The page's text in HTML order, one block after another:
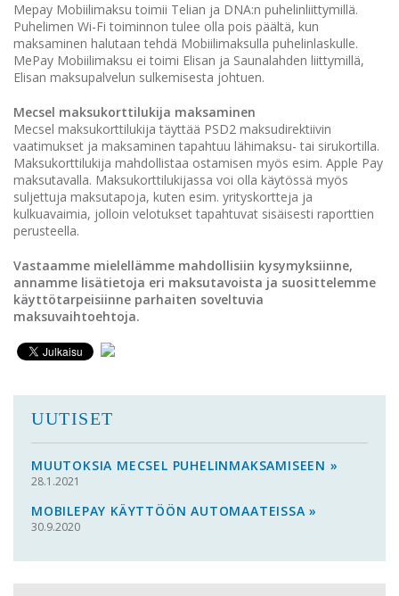
Mepay Mobiilimaksu toimii Telian ja DNA:n puhelinliittymillä.
Puhelimen Wi-Fi toiminnon tulee olla pois päältä, kun
maksaminen halutaan tehdä Mobiilimaksulla puhelinlaskulle.
MePay Mobiilimaksu ei toimi Elisan ja Saunalahden liittymillä,
Elisan maksupalvelun sulkemisesta johtuen.
Mecsel maksukorttilukija maksaminen
Mecsel maksukorttilukija täyttää PSD2 maksudirektiivin
vaatimukset ja maksaminen tapahtuu lähimaksu- tai sirukortilla.
Maksukorttilukija mahdollistaa ostamisen myös esim. Apple Pay
maksutavalla. Maksukorttilukijassa voi olla käytössä myös
suljettuja maksutapoja, kuten esim. yrityskortteja ja
kulkuavaimia, jolloin velotukset tapahtuvat sisäisesti raporttien
perusteella.
Vastaamme mielellämme mahdollisiin kysymyksiinne,
annamme lisätietoja eri maksutavoista ja suosittelemme
käyttötarpeisiinne parhaiten soveltuvia
maksuvaihtoehtoja.
UUTISET
MUUTOKSIA MECSEL PUHELINMAKSAMISEEN »
28.1.2021
MOBILEPAY KÄYTTÖÖN AUTOMAATEISSA »
30.9.2020